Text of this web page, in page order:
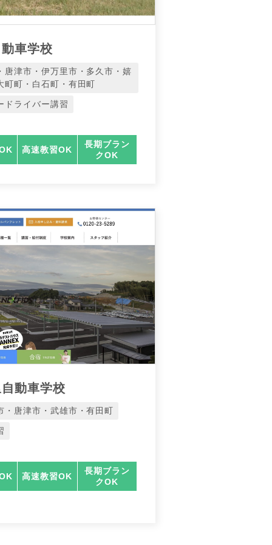
車学校
唐津市・伊万里市・多久市・嬉
町町・白石町・有田町
ドライバー講習
高速教習OK
長期ブラン
クOK
動車学校
・唐津市・武雄市・有田町
高速教習OK
長期ブラン
クOK